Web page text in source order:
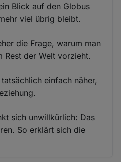
Blick auf den Globus
viel übrig bleibt.
die Frage, warum man
Rest der Welt vorzieht.
einfach näher,
sich unwillkürlich: Das
So erklärt sich die